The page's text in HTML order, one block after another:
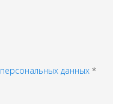
персональных данных *